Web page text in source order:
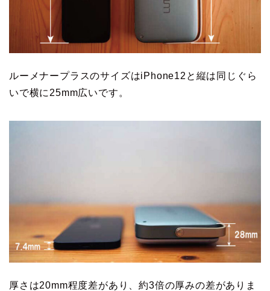
ルーメナープラスのサイズはiPhone12と縦は同じぐら
いで横に25mm広いです。
厚さは20mm程度差があり、約3倍の厚みの差がありま